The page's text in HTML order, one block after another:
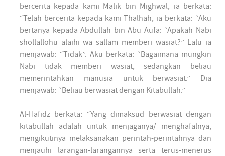
bercerita kepada kami Malik bin Mighwal, ia berkata:
“Telah bercerita kepada kami Thalhah, ia berkata: “Aku
bertanya kepada Abdullah bin Abu Aufa: “Apakah Nabi
shollallohu alaihi wa sallam memberi wasiat?” Lalu ia
menjawab: “Tidak”. Aku berkata: “Bagaimana mungkin
Nabi tidak memberi wasiat, sedangkan beliau
memerintahkan manusia untuk berwasiat.” Dia
menjawab: “Beliau berwasiat dengan Kitabullah.”
Al-Hafidz berkata: “Yang dimaksud berwasiat dengan
kitabullah adalah untuk menjaganya/ menghafalnya,
mengikutinya melaksanakan perintah-perintahnya dan
menjauhi larangan-larangannya serta terus-menerus